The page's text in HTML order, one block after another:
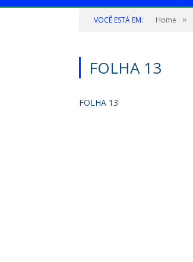
VOCÊ ESTÁ EM: Home »
FOLHA 13
FOLHA 13